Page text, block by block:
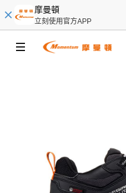
摩曼頓
立刻使用官方APP